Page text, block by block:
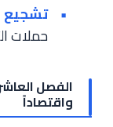
تشجيع
حملات
الفصل
واقتصاداً